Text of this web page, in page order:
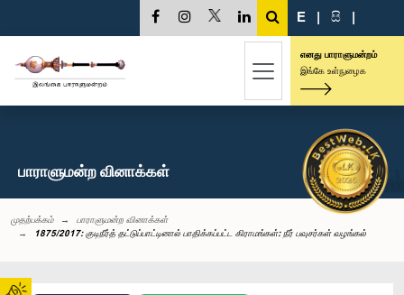
E | සි |
எனது பாராளுமன்றம்
இங்கே உள்நுழைக
பாராளுமன்ற வினாக்கள்
முதற்பக்கம்
பாராளுமன்ற வினாக்கள்
1875/2017: குடிநீர்த் தட்டுப்பாட்டினால் பாதிக்கப்பட்ட கிராமங்கள்: நீர் பவுசர்கள் வழங்கல்